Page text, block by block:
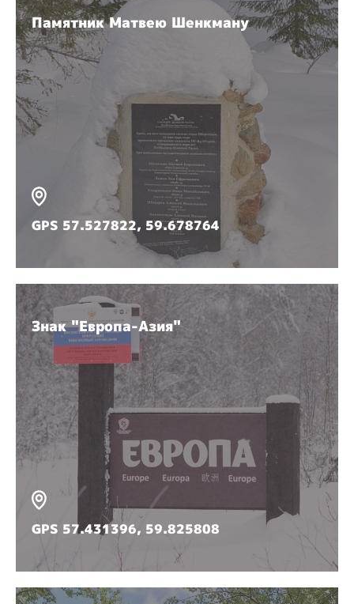
Памятник Матвею Шенкману
GPS 57.527822, 59.678764
Знак "Европа-Азия"
GPS 57.431396, 59.825808